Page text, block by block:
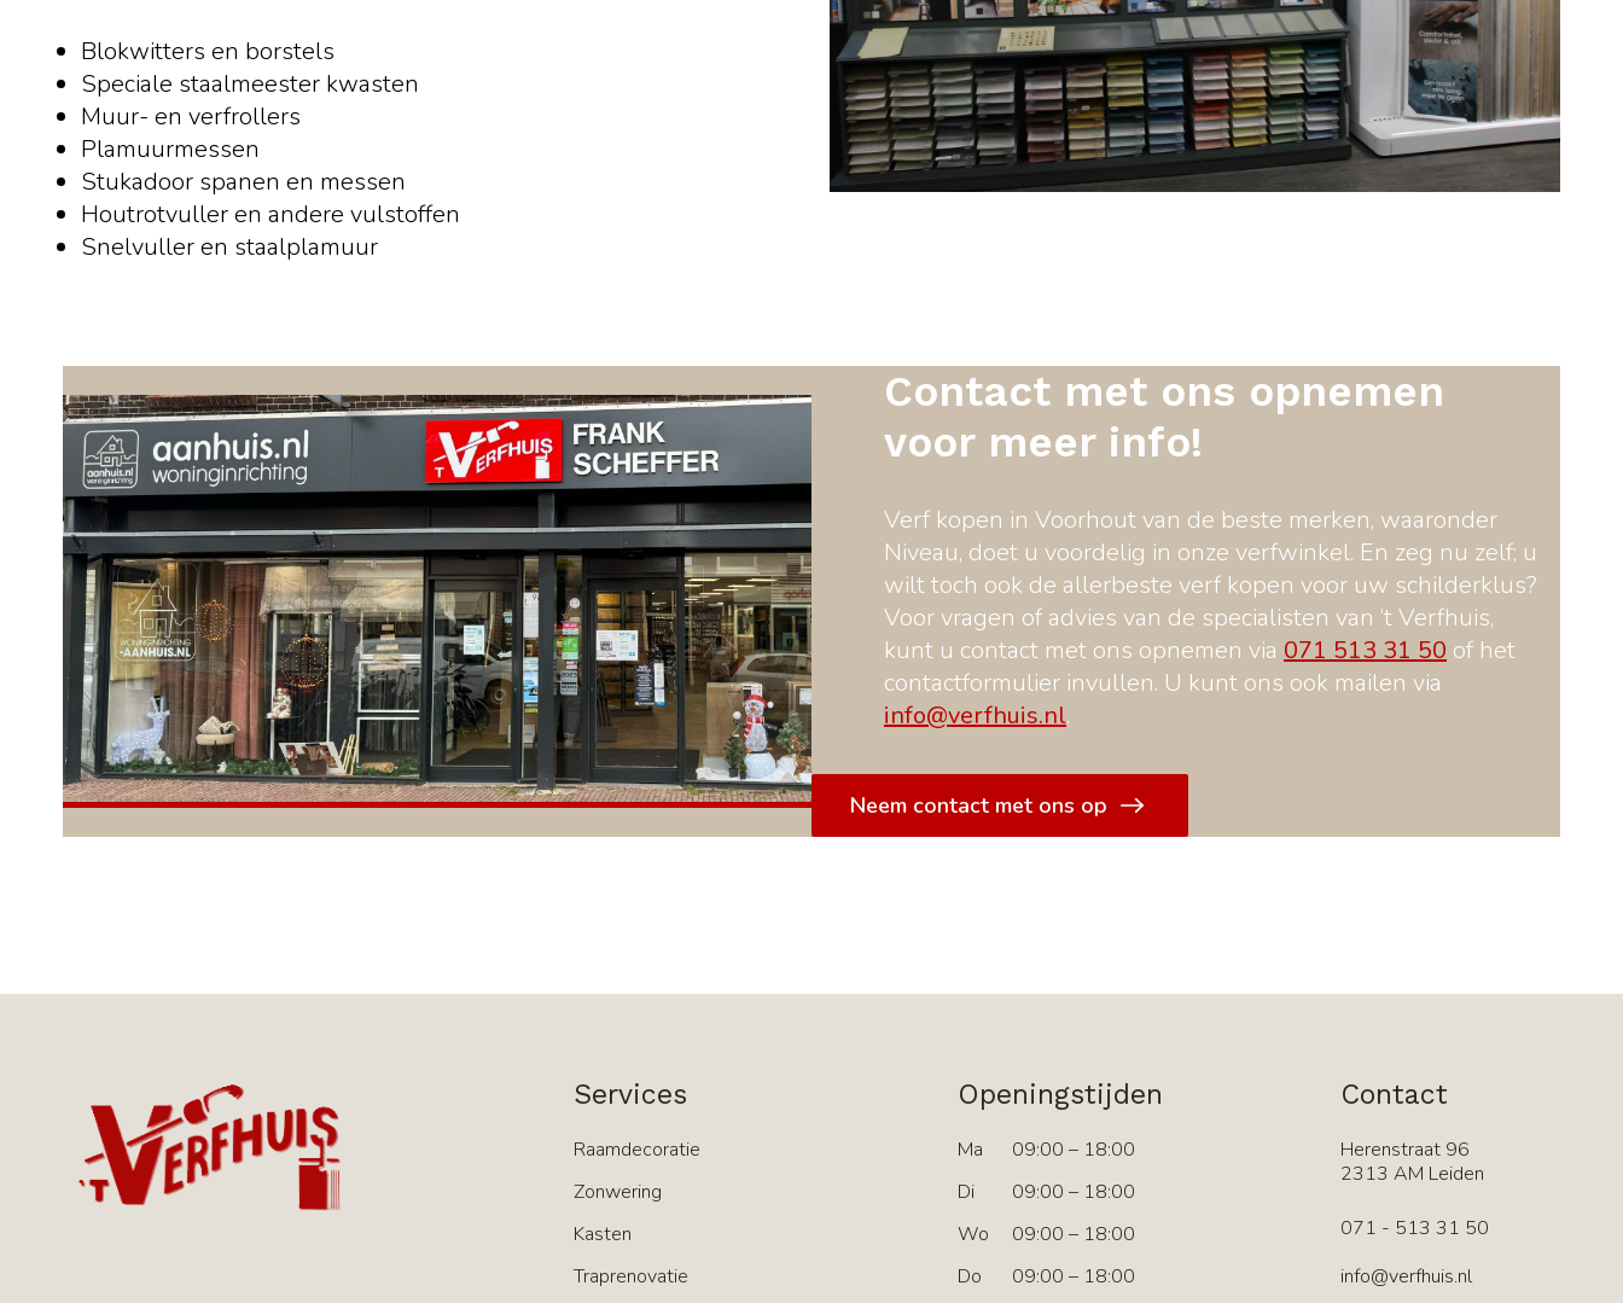
Blokwitters en borstels
Speciale staalmeester kwasten
Muur- en verfrollers
Plamuurmessen
Stukadoor spanen en messen
Houtrotvuller en andere vulstoffen
Snelvuller en staalplamuur
Contact met ons opnemen
voor meer info!
Verf kopen in Voorhout van de beste merken, waaronder
Niveau, doet u voordelig in onze verfwinkel. En zeg nu zelf; u
wilt toch ook de allerbeste verf kopen voor uw schilderklus?
Voor vragen of advies van de specialisten van ‘t Verfhuis,
kunt u contact met ons opnemen via 071 513 31 50 of het
contactformulier invullen. U kunt ons ook mailen via
info@verfhuis.nl.
Neem contact met ons op
Services
Raamdecoratie
Zonwering
Kasten
Traprenovatie
Openingstijden
Ma
09:00 – 18:00
Di
09:00 – 18:00
Wo
09:00 – 18:00
Do
09:00 – 18:00
Contact
Herenstraat 96
2313 AM Leiden
071 - 513 31 50
info@verfhuis.nl